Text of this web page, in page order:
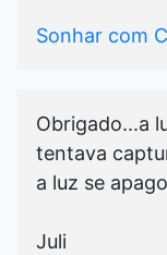
Sonhar com
Obrigado...a
tentava
a luz se
Juli